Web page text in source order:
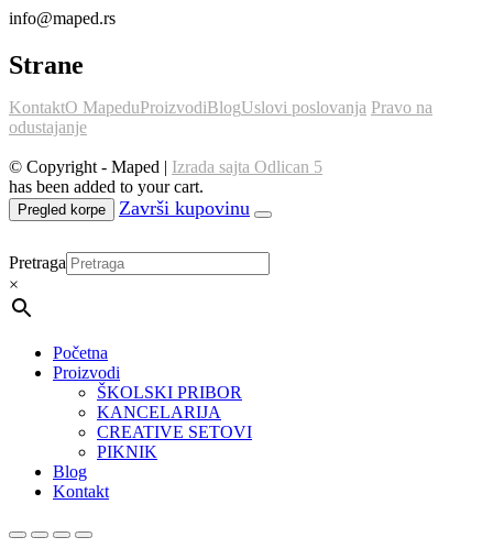
info@maped.rs
Strane
KontaktO MapeduProizvodiBlogUslovi poslovanja Pravo na
odustajanje
© Copyright - Maped | Izrada sajta Odlican 5
has been added to your cart.
Pregled korpe
Pretraga
×
Početna
Proizvodi
ŠKOLSKI PRIBOR
KANCELARIJA
CREATIVE SETOVI
PIKNIK
Blog
Kontakt